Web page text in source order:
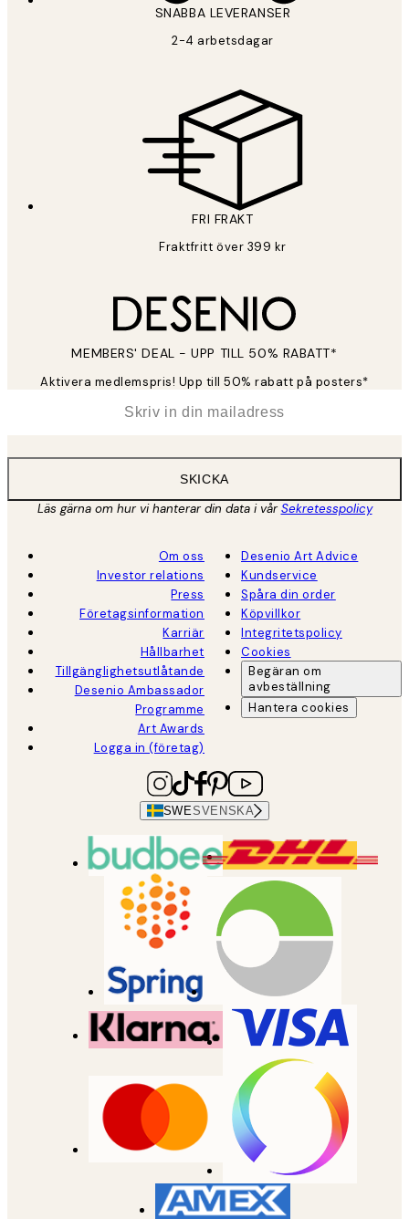
SNABBA LEVERANSER
2-4 arbetsdagar
FRI FRAKT
Fraktfritt över 399 kr
MEMBERS' DEAL - UPP TILL 50% RABATT*
Aktivera medlemspris! Upp till 50% rabatt på posters*
SKICKA
Läs gärna om hur vi hanterar din data i vårSekretesspolicy
Om oss
Investor relations
Press
Företagsinformation
Karriär
Hållbarhet
Tillgänglighetsutlåtande
Desenio Ambassador
Programme
Art Awards
Logga in (företag)
Desenio Art Advice
Kundservice
Spåra din order
Köpvillkor
Integritetspolicy
Cookies
Begäran om
avbeställning
Hantera cookies
SWESVENSKA